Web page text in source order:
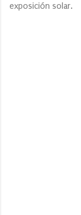
exposición solar.